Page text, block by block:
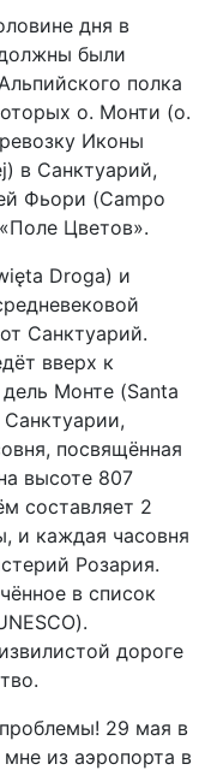
дня в
были
полка
о. Монти (o.
Иконы
в Санктуарий,
Фьори (Campo
Цветов».
Droga) и
Санктуарий.
вверх к
Монте (Santa
посвящённая
высоте 807
составляет 2
и каждая часовня
Розария.
в список
дороге
29 мая в
из аэропорта в